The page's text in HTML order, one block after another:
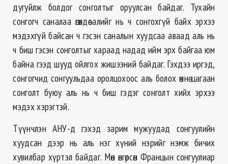
дугуйлж болдог сонголтыг оруулсан байдаг. Тухайн
сонгогч саналаа өгөхдөө алийг нь ч сонгохгүй байх эрхээ
мэдэхгүй байсан ч гэсэн саналын хуудсаа аваад аль нь
ч биш гэсэн сонголтыг хараад надад ийм эрх байгаа юм
байна гээд шууд ойлгох жишээний байдаг. Гэхдээ иргэд,
сонгогчид сонгуульдаа оролцохоос аль болох өмнө цагаан
сонголт буюу аль нь ч биш гэдэг сонголт хийх эрхээ
мэдэх хэрэгтэй.
Түүнчлэн АНУ-д гэхэд зарим мужуудад сонгуулийн
хуудсан дээр нь аль нэг хүний нэрийг нэмж бичих
хувилбар хүртэл байдаг. Мөн өнгөрсөн Францын сонгуулиар